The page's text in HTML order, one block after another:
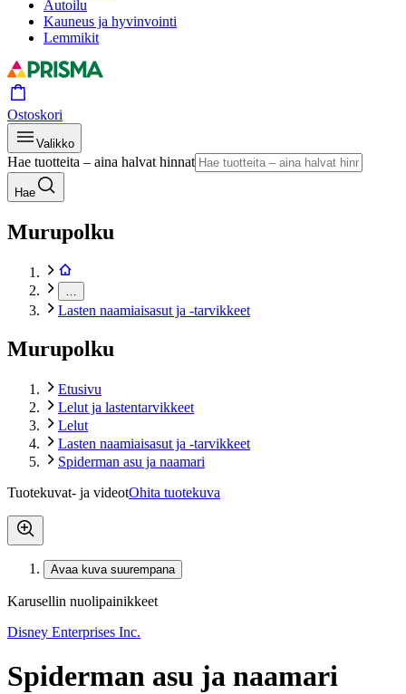
Autoilu
Kauneus ja hyvinvointi
Lemmikit
Ostoskori
Valikko
Hae tuotteita – aina halvat hinnat
Hae
Murupolku
Lasten naamiaisasut ja -tarvikkeet
Murupolku
Etusivu
Lelut ja lastentarvikkeet
Lelut
Lasten naamiaisasut ja -tarvikkeet
Spiderman asu ja naamari
Tuotekuvat- ja videotOhita tuotekuva
Avaa kuva suurempana
Karusellin nuolipainikkeet
Disney Enterprises Inc.
Spiderman asu ja naamari